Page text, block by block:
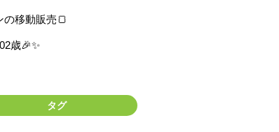
の移動販売🍞
歳🎉✨
タグ